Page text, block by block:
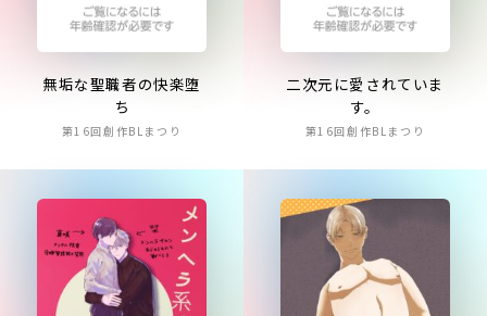
無垢な聖職者の快楽堕
ち
第16回創作BLまつり
二次元に愛されていま
す。
第16回創作BLまつり